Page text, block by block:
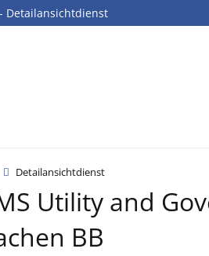
Detailansichtdienst
Detailansichtdienst
Utility and
BB